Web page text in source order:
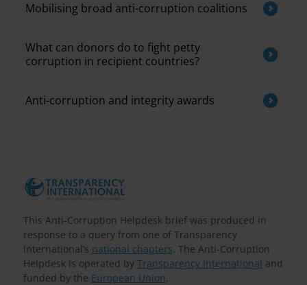
This Anti-Corruption Helpdesk brief was produced in
response to a query from one of Transparency
International’s national chapters. The Anti-Corruption
Helpdesk is operated by Transparency International and
funded by the European Union.
Mobilising broad anti-corruption coalitions
What can donors do to fight petty
corruption in recipient countries?
Anti-corruption and integrity awards